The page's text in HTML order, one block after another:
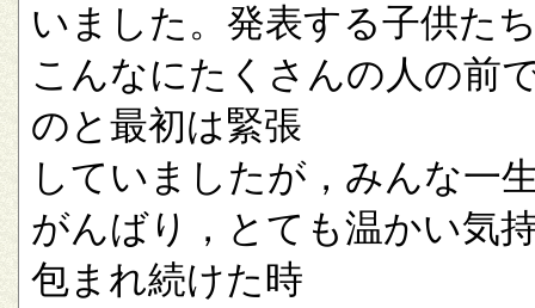
いました。発表する子供た
こんなにたくさんの人の前
のと最初は緊張
していましたが，みんな一
がんばり，とても温かい気
包まれ続けた時